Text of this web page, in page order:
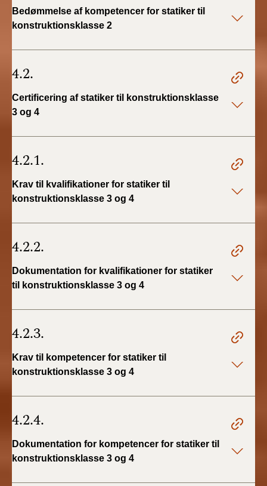
Bedømmelse af kompetencer for statiker til
konstruktionsklasse 2
4.2.
Certificering af statiker til konstruktionsklasse
3 og 4
4.2.1.
Krav til kvalifikationer for statiker til
konstruktionsklasse 3 og 4
4.2.2.
Dokumentation for kvalifikationer for statiker
til konstruktionsklasse 3 og 4
4.2.3.
Krav til kompetencer for statiker til
konstruktionsklasse 3 og 4
4.2.4.
Dokumentation for kompetencer for statiker til
konstruktionsklasse 3 og 4